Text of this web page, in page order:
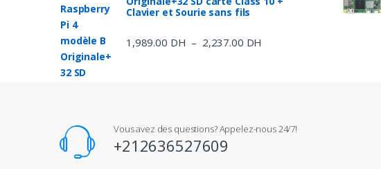
Clavier et Sourie sans fils
1,989.00 DH – 2,237.00 DH
Vous avez des questions? Appelez-nous 24/7!
+212636527609